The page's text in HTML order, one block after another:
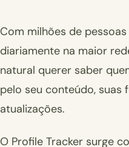
Com milhões de
diariamente na maior
natural querer saber
pelo seu conteúdo, suas
atualizações.
O Profile Tracker surge